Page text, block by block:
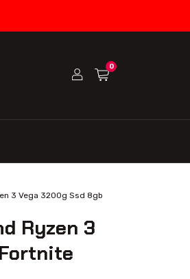
0
3 Vega 3200g Ssd 8gb
Ryzen 3